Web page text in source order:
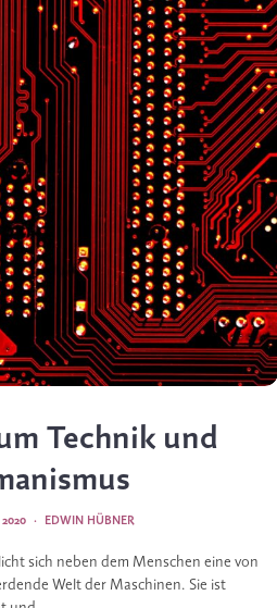
Technik und
EDWIN HÜBNER
·
sich neben dem Menschen eine von
Welt der Maschinen. Sie ist